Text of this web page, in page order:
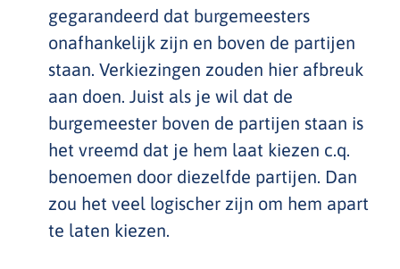
gegarandeerd dat burgemeesters
onafhankelijk zijn en boven de partijen
staan. Verkiezingen zouden hier afbreuk
aan doen. Juist als je wil dat de
burgemeester boven de partijen staan is
het vreemd dat je hem laat kiezen c.q.
benoemen door diezelfde partijen. Dan
zou het veel logischer zijn om hem apart
te laten kiezen.